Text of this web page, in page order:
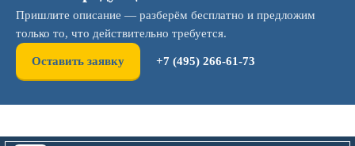
Пришлите описание — разберём бесплатно и предложим
только то, что действительно требуется.
Оставить заявку +7 (495) 266-61-73